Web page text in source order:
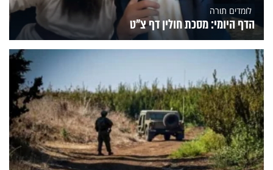
לומדים תורה
הדף היומי: מסכת חולין דף צ"ט